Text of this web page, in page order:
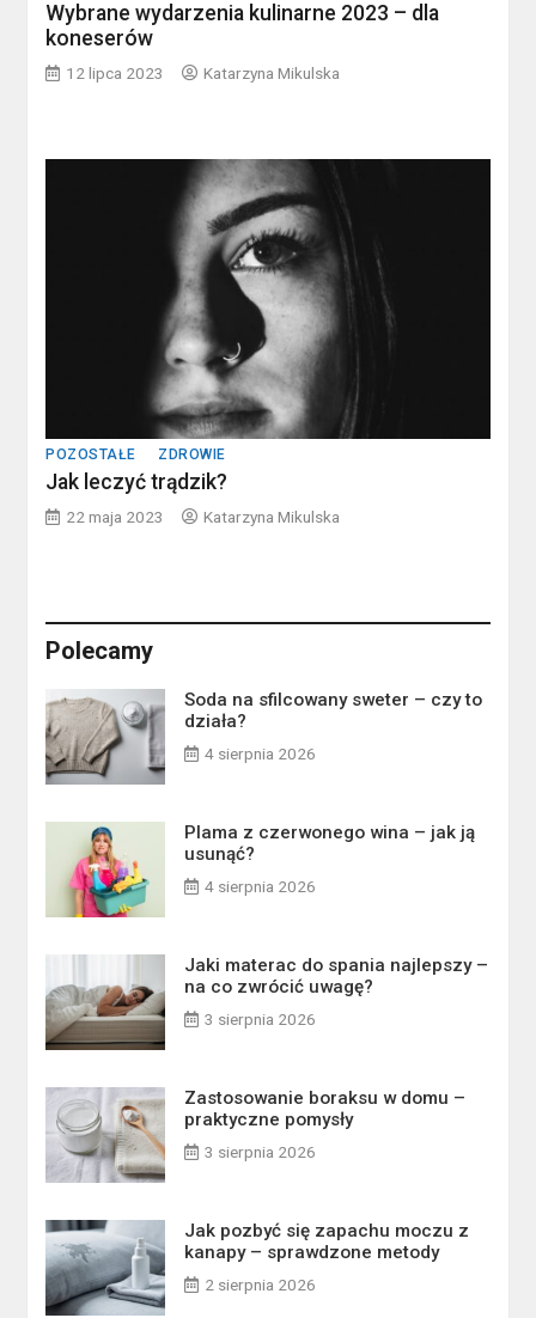
Wybrane wydarzenia kulinarne 2023 – dla
koneserów
12 lipca 2023 Katarzyna Mikulska
POZOSTAŁE ZDROWIE
Jak leczyć trądzik?
22 maja 2023 Katarzyna Mikulska
Polecamy
Soda na sfilcowany sweter – czy to
działa?
4 sierpnia 2026
Plama z czerwonego wina – jak ją
usunąć?
4 sierpnia 2026
Jaki materac do spania najlepszy –
na co zwrócić uwagę?
3 sierpnia 2026
Zastosowanie boraksu w domu –
praktyczne pomysły
3 sierpnia 2026
Jak pozbyć się zapachu moczu z
kanapy – sprawdzone metody
2 sierpnia 2026